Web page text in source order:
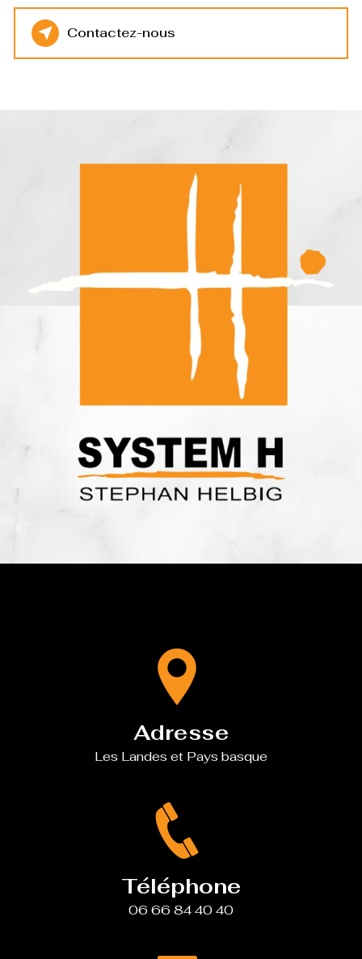
Contactez-nous
Adresse
Les Landes et Pays basque
Téléphone
06 66 84 40 40